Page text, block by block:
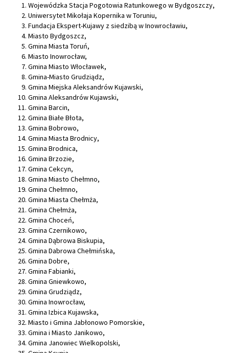
Wojewódzka Stacja Pogotowia Ratunkowego w Bydgoszczy,
Uniwersytet Mikołaja Kopernika w Toruniu,
Fundacja Ekspert-Kujawy z siedzibą w Inowrocławiu,
Miasto Bydgoszcz,
Gmina Miasta Toruń,
Miasto Inowrocław,
Gmina Miasto Włocławek,
Gmina-Miasto Grudziądz,
Gmina Miejska Aleksandrów Kujawski,
Gmina Aleksandrów Kujawski,
Gmina Barcin,
Gmina Białe Błota,
Gmina Bobrowo,
Gmina Miasta Brodnicy,
Gmina Brodnica,
Gmina Brzozie,
Gmina Cekcyn,
Gmina Miasto Chełmno,
Gmina Chełmno,
Gmina Miasta Chełmża,
Gmina Chełmża,
Gmina Choceń,
Gmina Czernikowo,
Gmina Dąbrowa Biskupia,
Gmina Dabrowa Chełmińska,
Gmina Dobre,
Gmina Fabianki,
Gmina Gniewkowo,
Gmina Grudziądz,
Gmina Inowrocław,
Gmina Izbica Kujawska,
Miasto i Gmina Jabłonowo Pomorskie,
Gmina i Miasto Janikowo,
Gmina Janowiec Wielkopolski,